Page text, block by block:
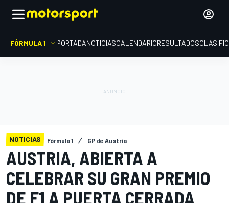
FÓRMULA 1 PORTADANOTICIASCALENDARIORESULTADOS
NOTICIAS Fórmula 1 GP de Austria
AUSTRIA, ABIERTA A
CELEBRAR SU GRAN PREMIO
DE F1 A PUERTA CERRADA